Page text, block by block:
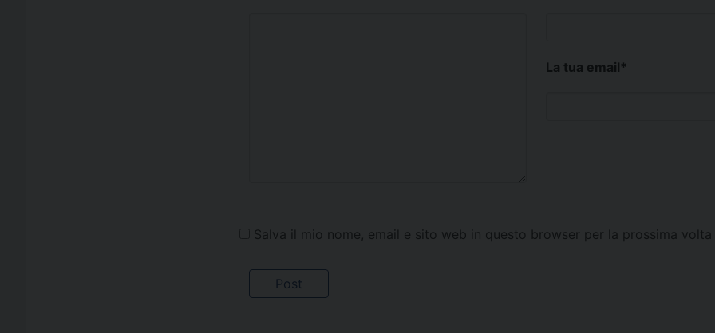
La tua email*
Salva il mio nome, email e sito web in questo browser per la prossima